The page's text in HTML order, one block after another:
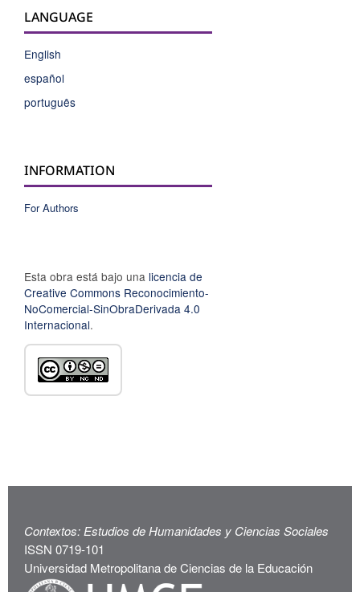
LANGUAGE
English
español
português
INFORMATION
For Authors
Esta obra está bajo una licencia de
Creative Commons Reconocimiento-
NoComercial-SinObraDerivada 4.0
Internacional.
Contextos: Estudios de Humanidades y Ciencias Sociales
ISSN 0719-101
Universidad Metropolitana de Ciencias de la Educación